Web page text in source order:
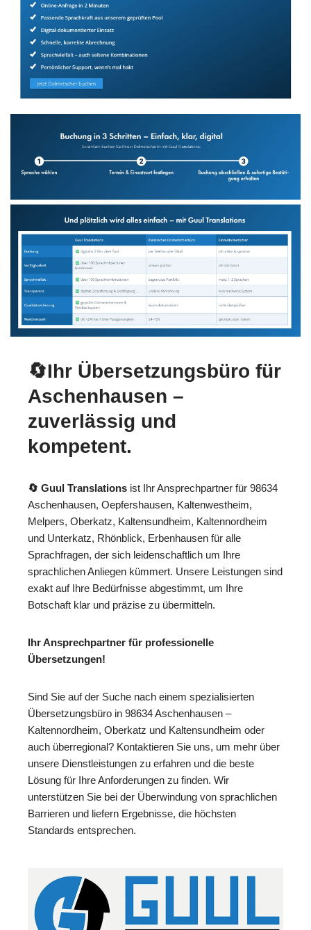
🔄Ihr Übersetzungsbüro für
Aschenhausen –
zuverlässig und
kompetent.
🔄 Guul Translations ist Ihr Ansprechpartner für 98634
Aschenhausen, Oepfershausen, Kaltenwestheim,
Melpers, Oberkatz, Kaltensundheim, Kaltennordheim
und Unterkatz, Rhönblick, Erbenhausen für alle
Sprachfragen, der sich leidenschaftlich um Ihre
sprachlichen Anliegen kümmert. Unsere Leistungen sind
exakt auf Ihre Bedürfnisse abgestimmt, um Ihre
Botschaft klar und präzise zu übermitteln.
Ihr Ansprechpartner für professionelle
Übersetzungen!
Sind Sie auf der Suche nach einem spezialisierten
Übersetzungsbüro in 98634 Aschenhausen –
Kaltennordheim, Oberkatz und Kaltensundheim oder
auch überregional? Kontaktieren Sie uns, um mehr über
unsere Dienstleistungen zu erfahren und die beste
Lösung für Ihre Anforderungen zu finden. Wir
unterstützen Sie bei der Überwindung von sprachlichen
Barrieren und liefern Ergebnisse, die höchsten
Standards entsprechen.